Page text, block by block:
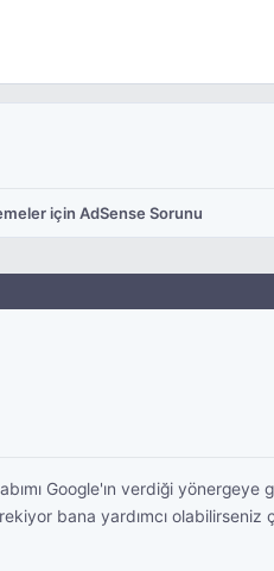
için AdSense Sorunu
Google'ın verdiği
bana yardımcı